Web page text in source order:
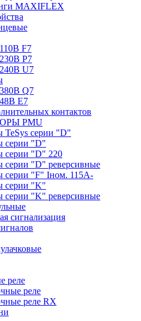
MAXIFLEX
F7
P7
U7
Q7
E7
контактов
PMU
TeSys серии "D"
серии "D"
серии "D" 220
серии "D" реверсивные
серии "F" Iном. 115А-
серии "K"
серии "K" реверсивные
сигнализация
реле
реле
реле RX